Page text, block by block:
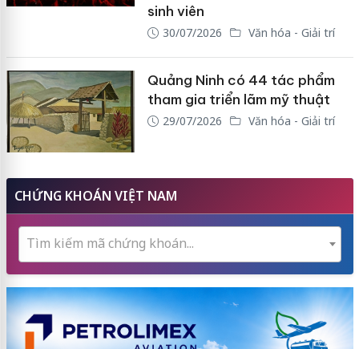
sinh viên
30/07/2026 Văn hóa - Giải trí
Quảng Ninh có 44 tác phẩm
tham gia triển lãm mỹ thuật
29/07/2026 Văn hóa - Giải trí
CHỨNG KHOÁN VIỆT NAM
Tìm kiếm mã chứng khoán...